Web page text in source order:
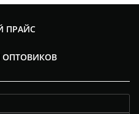
ПРАЙС
ОПТОВИКОВ